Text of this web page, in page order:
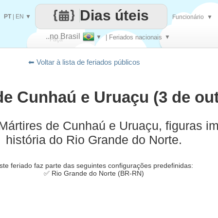
Faça
..no Brasil ▼ | Feriados nacionais ▼
Dias úteis
PT| EN ▼ Funcionário ▼
⬅ Voltar à lista de feriados públicos
Cunhaú e Uruaçu (3 de
de Cunhaú e Uruaçu, figuras
história do Rio Grande do Norte.
feriado faz parte das seguintes configurações predefinidas:
✅ Rio Grande do Norte (BR-RN)